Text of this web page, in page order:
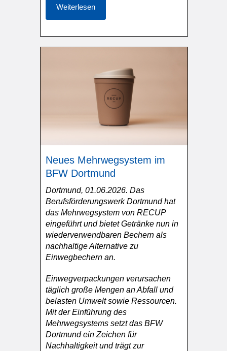
Weiterlesen
Neues Mehrwegsystem im
BFW Dortmund
Dortmund, 01.06.2026. Das
Berufsförderungswerk Dortmund hat
das Mehrwegsystem von RECUP
eingeführt und bietet Getränke nun in
wiederverwendbaren Bechern als
nachhaltige Alternative zu
Einwegbechern an.
Einwegverpackungen verursachen
täglich große Mengen an Abfall und
belasten Umwelt sowie Ressourcen.
Mit der Einführung des
Mehrwegsystems setzt das BFW
Dortmund ein Zeichen für
Nachhaltigkeit und trägt zur